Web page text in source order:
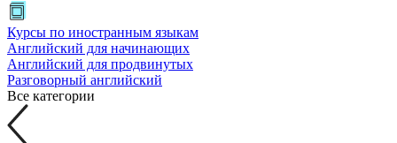
Курсы по иностранным языкам
Английский для начинающих
Английский для продвинутых
Разговорный английский
Все категории